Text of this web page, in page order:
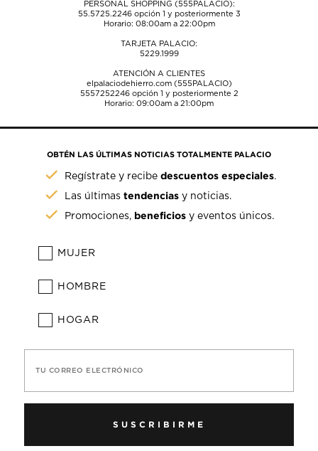
PERSONAL SHOPPING (555PALACIO):
55.5725.2246opción 1 y posteriormente 3
Horario: 08:00am a 22:00pm
TARJETA PALACIO:
5229.1999
ATENCIÓN A CLIENTES
elpalaciodehierro.com (555PALACIO)
5557252246opción 1 y posteriormente 2
Horario: 09:00am a 21:00pm
OBTÉN LAS ÚLTIMAS NOTICIAS TOTALMENTE PALACIO
Regístrate y recibedescuentos especiales.
Las últimastendencias y noticias.
Promociones, beneficios y eventos únicos.
MUJER
HOMBRE
HOGAR
TU CORREO ELECTRÓNICO
SUSCRIBIRME